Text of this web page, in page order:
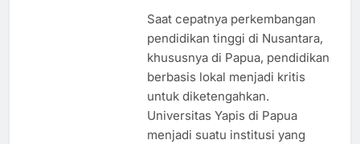
Saat cepatnya perkembangan
pendidikan tinggi di Nusantara,
khususnya di Papua, pendidikan
berbasis lokal menjadi kritis
untuk diketengahkan.
Universitas Yapis di Papua
menjadi suatu institusi yang